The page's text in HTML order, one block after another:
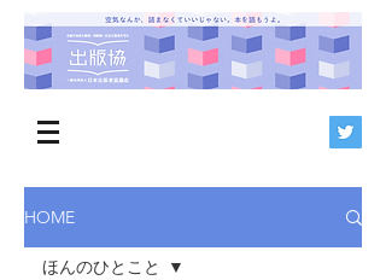
HOME
ほんのひとこと